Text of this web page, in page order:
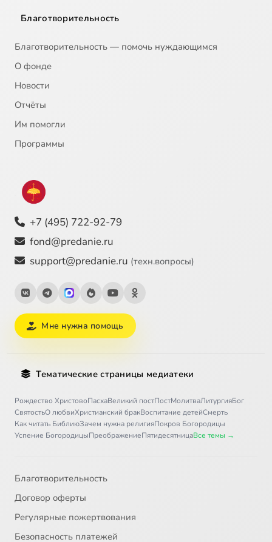
Благотворительность
Благотворительность — помочь нуждающимся
О фонде
Новости
Отчёты
Им помогли
Программы
+7 (495) 722-92-79
fond@predanie.ru
support@predanie.ru (техн.вопросы)
Мне нужна помощь
Тематические страницы медиатеки
Рождество ХристовоПасхаВеликий постПостМолитваЛитургияБог
СвятостьО любвиХристианский бракВоспитание детейСмерть
Как читать БиблиюЗачем нужна религияПокров Богородицы
Успение БогородицыПреображениеПятидесятницаВсе темы →
Благотворительность
Договор оферты
Регулярные пожертвования
Безопасность платежей